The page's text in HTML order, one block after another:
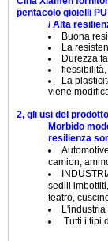
pentacolo gioielli
/ Alta
Buona
La
Durezza
La
viene
2, gli usi del prodotto
Morbido
resilienza
camion,
sedili
teatro,
Tutti i tipi